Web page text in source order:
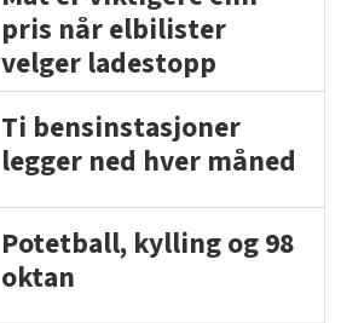
pris når elbilister
velger ladestopp
Ti bensinstasjoner
legger ned hver måned
Potetball, kylling og 98
oktan